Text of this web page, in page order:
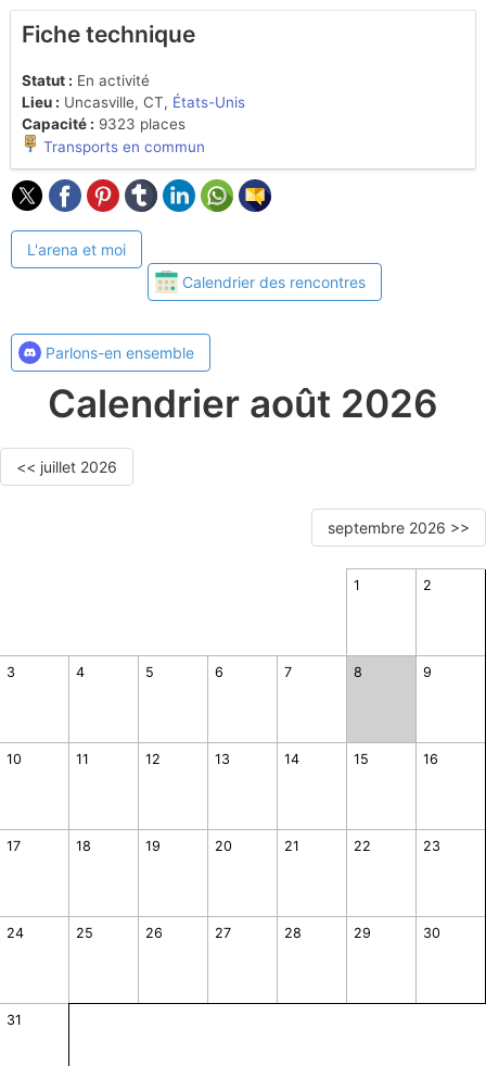
Fiche technique
Statut : En activité
Lieu : Uncasville, CT, États-Unis
Capacité : 9323 places
Transports en commun
L'arena et moi
Calendrier des rencontres
Parlons-en ensemble
Calendrier août 2026
<< juillet 2026
septembre 2026 >>
1 2
3 4 5 6 7 8 9
10 11 12 13 14 15 16
17 18 19 20 21 22 23
24 25 26 27 28 29 30
31